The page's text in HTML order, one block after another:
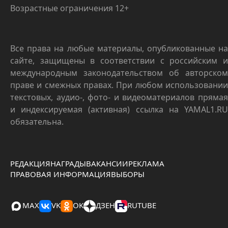
Возрастные ограничения 12+
Все права на любые материалы, опубликованные на
сайте, защищены в соответствии с российским и
международным законодательством об авторском
праве и смежных правах. При любом использовании
текстовых, аудио-, фото- и видеоматериалов прямая
и индексируемая (активная) ссылка на YAMAL1.RU
обязательна.
РЕДАКЦИЯНАГРАДЫВАКАНСИИРЕКЛАМА
ПРАВОВАЯ ИНФОРМАЦИЯВЫБОРЫ
MAX VK OK ДЗЕН RUTUBE